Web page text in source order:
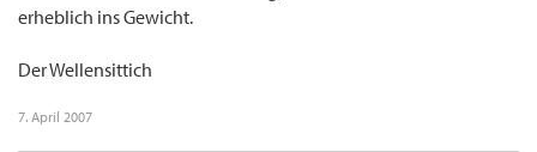
erheblich ins Gewicht.
Der Wellensittich
7. April 2007